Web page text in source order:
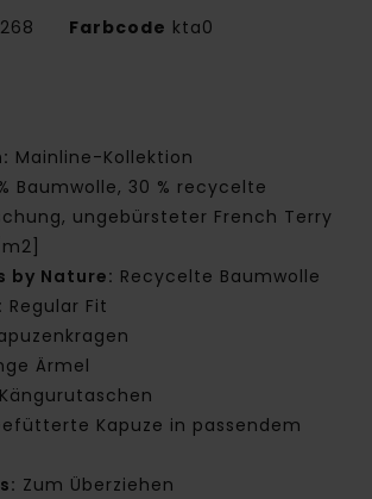
Farbcode kta0
Mainline-Kollektion
Baumwolle, 30 % recycelte
ungebürsteter French Terry
by Nature: Recycelte Baumwolle
Regular Fit
Ärmel
Kängurutaschen
Kapuze in passendem
Zum Überziehen